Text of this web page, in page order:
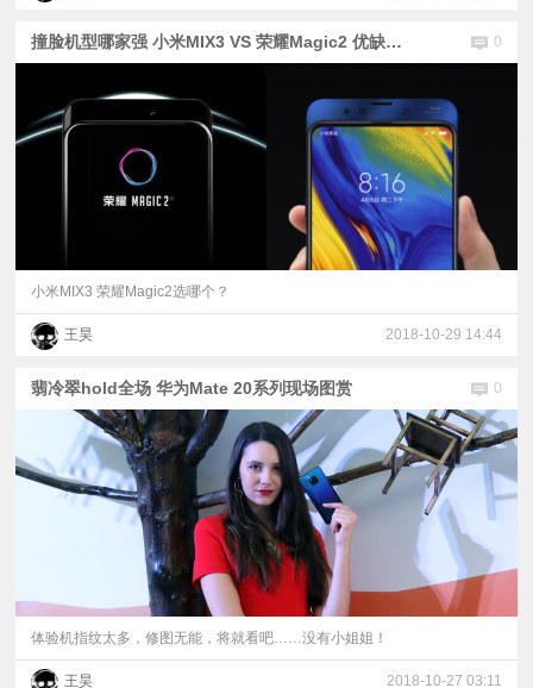
撞脸机型哪家强 小米MIX3 VS 荣耀Magic2 优缺点分析 0
小米MIX3 荣耀Magic2选哪个？
王昊 2018-10-29 14:44
翡冷翠hold全场 华为Mate 20系列现场图赏 0
体验机指纹太多，修图无能，将就看吧……没有小姐姐！
王昊 2018-10-27 03:11